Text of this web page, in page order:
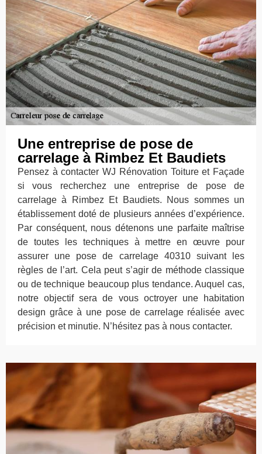
Une entreprise de pose de
carrelage à Rimbez Et Baudiets
Pensez à contacter WJ Rénovation Toiture et Façade
si vous recherchez une entreprise de pose de
carrelage à Rimbez Et Baudiets. Nous sommes un
établissement doté de plusieurs années d’expérience.
Par conséquent, nous détenons une parfaite maîtrise
de toutes les techniques à mettre en œuvre pour
assurer une pose de carrelage 40310 suivant les
règles de l’art. Cela peut s’agir de méthode classique
ou de technique beaucoup plus tendance. Auquel cas,
notre objectif sera de vous octroyer une habitation
design grâce à une pose de carrelage réalisée avec
précision et minutie. N’hésitez pas à nous contacter.